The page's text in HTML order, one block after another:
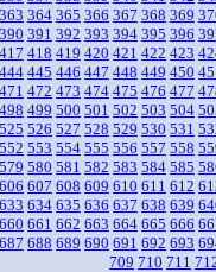
363 364 365 366 367 368 369
390 391 392 393 394 395 396
417 418 419 420 421 422 423
444 445 446 447 448 449 450
471 472 473 474 475 476 477
498 499 500 501 502 503 504
525 526 527 528 529 530 531
552 553 554 555 556 557 558
579 580 581 582 583 584 585
606 607 608 609 610 611 612
633 634 635 636 637 638 639
660 661 662 663 664 665 666
687 688 689 690 691 692 693
709 710 711